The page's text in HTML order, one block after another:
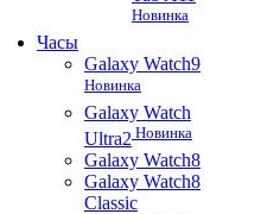
Новинка
Часы
Galaxy Watch9
Новинка
Galaxy Watch
Ultra2 Новинка
Galaxy Watch8
Galaxy Watch8
Classic